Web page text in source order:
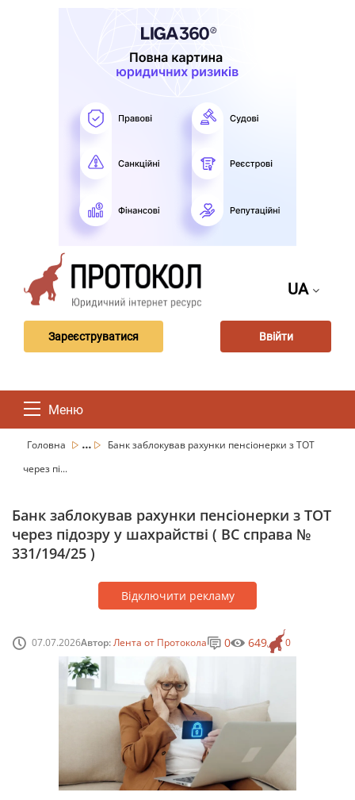
UA
Зареєструватися Ввійти
Меню
Головна ...
Банк заблокував рахунки пенсіонерки з ТОТ
через пі...
Банк заблокував рахунки пенсіонерки з ТОТ
через підозру у шахрайстві ( ВС справа №
331/194/25 )
Відключити рекламу
07.07.2026Автор:Лента от Протокола 0
0 649